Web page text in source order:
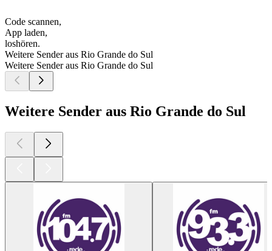
Code scannen,
App laden,
loshören.
Weitere Sender aus Rio Grande do Sul
Weitere Sender aus Rio Grande do Sul
Weitere Sender aus Rio Grande do Sul